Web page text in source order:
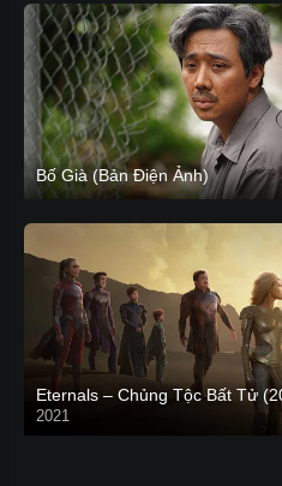
Bố Già (Bản Điện Ảnh)
Eternals – Chủng Tộc Bất Tử
2021
Trailer